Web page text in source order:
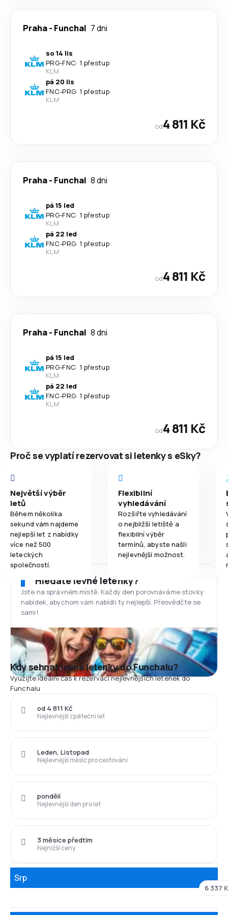
Praha- Funchal 7 dni
so 14 lis
PRG-FNC· 1 přestup
KLM
pá 20 lis
FNC-PRG· 1 přestup
KLM
od4 811 Kč
Praha- Funchal 8 dni
pá 15 led
PRG-FNC· 1 přestup
KLM
pá 22 led
FNC-PRG· 1 přestup
KLM
od4 811 Kč
Praha- Funchal 8 dni
pá 15 led
PRG-FNC· 1 přestup
KLM
pá 22 led
FNC-PRG· 1 přestup
KLM
od4 811 Kč
Proč se vyplatí rezervovat si letenky s eSky?
Největší výběr
letů
Během několika
sekund vám najdeme
nejlepší let z nabídky
více než 500
leteckých
společností.
Flexibilní
vyhledávání
Rozšiřte vyhledávání
o nejbližší letiště a
flexibilní výběr
termínů, abyste našli
nejlevnější možnost.
Hledáte levné letenky?
Jste na správném místě. Každý den porovnáváme stovky
nabídek, abychom vám nabídli ty nejlepší. Přesvědčte se
sami!
Kdy sehnat levné letenky do Funchalu?
Využijte ideální čas k rezervaci nejlevnějších letenek do
Funchalu
Nejlevnější zpáteční let
od 4 811 Kč
Nejlevnější měsíc pro cestování
Leden, Listopad
Nejlevnější den pro let
pondělí
Nejnižší ceny
3 měsíce předtím
Srp
6 337